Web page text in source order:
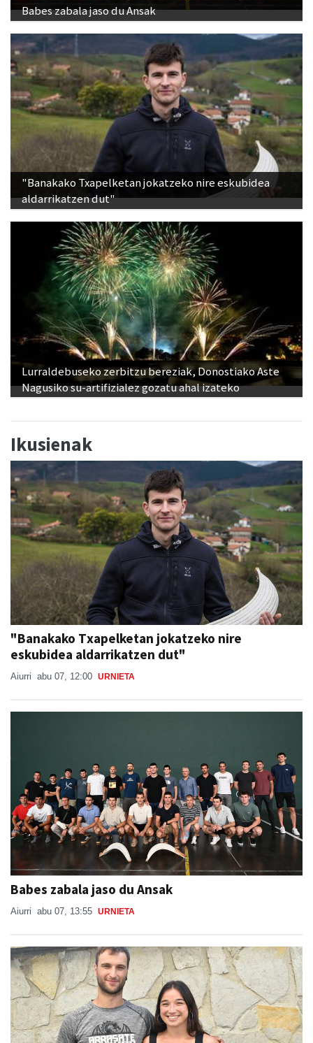
Babes zabala jaso du Ansak
"Banakako Txapelketan jokatzeko nire eskubidea
aldarrikatzen dut"
Lurraldebuseko zerbitzu bereziak, Donostiako Aste
Nagusiko su-artifizialez gozatu ahal izateko
Ikusienak
"Banakako Txapelketan jokatzeko nire
eskubidea aldarrikatzen dut"
Aiurri abu 07, 12:00 URNIETA
Babes zabala jaso du Ansak
Aiurri abu 07, 13:55 URNIETA